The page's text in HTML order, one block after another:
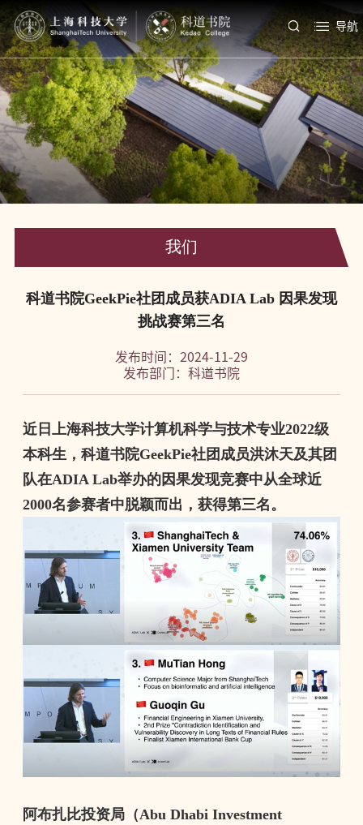
导航
我们
科道书院GeekPie社团成员获ADIA Lab 因果发现
挑战赛第三名
发布时间：2024-11-29
发布部门：科道书院
近日上海科技大学计算机科学与技术专业2022级
本科生，科道书院GeekPie社团成员洪沐天及其团
队在ADIA Lab举办的因果发现竞赛中从全球近
2000名参赛者中脱颖而出，获得第三名。
阿布扎比投资局（Abu Dhabi Investment